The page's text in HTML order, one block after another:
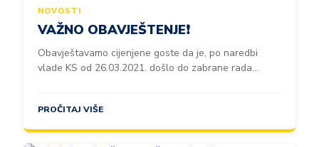
NOVOSTI
VAŽNO OBAVJEŠTENJE❗️
Obavještavamo cijenjene goste da je, po naredbi
vlade KS od 26.03.2021. došlo do zabrane rada...
PROČITAJ VIŠE